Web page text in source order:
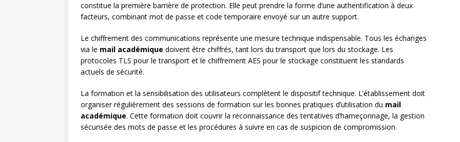
constitue la première barrière de protection. Elle peut prendre la forme d’une authentification à deux
facteurs, combinant mot de passe et code temporaire envoyé sur un autre support.
Le chiffrement des communications représente une mesure technique indispensable. Tous les échanges
via le mail académique doivent être chiffrés, tant lors du transport que lors du stockage. Les
protocoles TLS pour le transport et le chiffrement AES pour le stockage constituent les standards
actuels de sécurité.
La formation et la sensibilisation des utilisateurs complètent le dispositif technique. L’établissement doit
organiser régulièrement des sessions de formation sur les bonnes pratiques d’utilisation du mail
académique. Cette formation doit couvrir la reconnaissance des tentatives d’hameçonnage, la gestion
sécurisée des mots de passe et les procédures à suivre en cas de suspicion de compromission.